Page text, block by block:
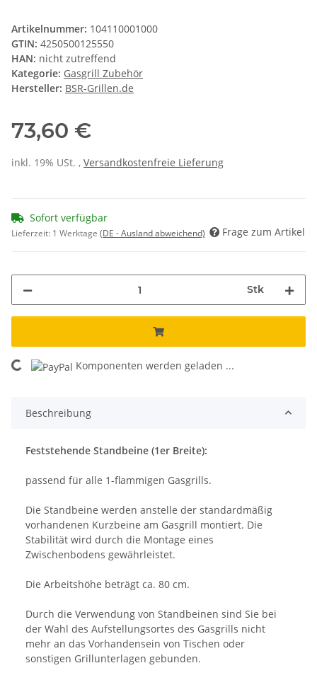
Artikelnummer: 104110001000
GTIN: 4250500125550
HAN: nicht zutreffend
Kategorie: Gasgrill Zubehör
Hersteller: BSR-Grillen.de
73,60 €
inkl. 19% USt. , Versandkostenfreie Lieferung
Sofort verfügbar
Lieferzeit: 1 Werktage (DE - Ausland abweichend) Frage zum Artikel
Stk
Loading... Komponenten werden geladen ...
Beschreibung
Feststehende Standbeine (1er Breite):
passend für alle 1-flammigen Gasgrills.
Die Standbeine werden anstelle der standardmäßig
vorhandenen Kurzbeine am Gasgrill montiert. Die
Stabilität wird durch die Montage eines
Zwischenbodens gewährleistet.
Die Arbeitshöhe beträgt ca. 80 cm.
Durch die Verwendung von Standbeinen sind Sie bei
der Wahl des Aufstellungsortes des Gasgrills nicht
mehr an das Vorhandensein von Tischen oder
sonstigen Grillunterlagen gebunden.